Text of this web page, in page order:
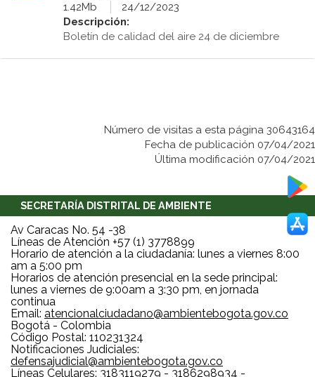
1.42Mb
24/12/2023
Descripción:
Boletín de calidad del aire 24 de diciembre
Número de visitas a esta página 30643164
Fecha de publicación 07/04/2021
Última modificación 07/04/2021
SECRETARÍA DISTRITAL DE AMBIENTE
Av Caracas No. 54 -38
Líneas de Atención +57 (1) 3778899
Horario de atención a la ciudadanía: lunes a viernes 8:00
am a 5:00 pm
Horarios de atención presencial en la sede principal:
lunes a viernes de 9:00am a 3:30 pm, en jornada
continua
Email: atencionalciudadano@ambientebogota.gov.co
Bogotá - Colombia
Código Postal: 110231324
Notificaciones Judiciales:
defensajudicial@ambientebogota.gov.co
Líneas Celulares: 3183119279 - 3186298934 -